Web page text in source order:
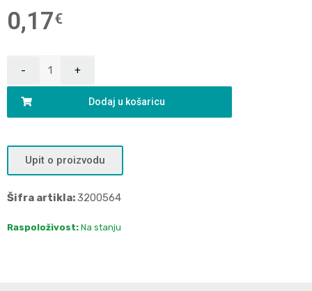
0,17€
Dodaj u košaricu
Upit o proizvodu
Šifra artikla:3200564
Raspoloživost: Na stanju